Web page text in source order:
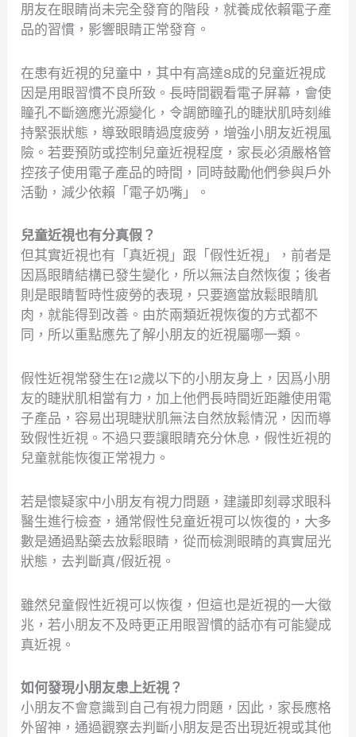
朋友在眼睛尚未完全發育的階段，就養成依賴電子產
品的習慣，影響眼睛正常發育。
在患有近視的兒童中，其中有高達8成的兒童近視成
因是用眼習慣不良所致。長時間觀看電子屏幕，會使
瞳孔不斷適應光源變化，令調節瞳孔的睫狀肌時刻維
持緊張狀態，導致眼睛過度疲勞，增強小朋友近視風
險。若要預防或控制兒童近視程度，家長必須嚴格管
控孩子使用電子產品的時間，同時鼓勵他們參與戶外
活動，減少依賴「電子奶嘴」。
兒童近視也有分真假？
但其實近視也有「真近視」跟「假性近視」，前者是
因爲眼睛結構已發生變化，所以無法自然恢復；後者
則是眼睛暫時性疲勞的表現，只要適當放鬆眼睛肌
肉，就能得到改善。由於兩類近視恢復的方式都不
同，所以重點應先了解小朋友的近視屬哪一類。
假性近視常發生在12歲以下的小朋友身上，因爲小朋
友的睫狀肌相當有力，加上他們長時間近距離使用電
子產品，容易出現睫狀肌無法自然放鬆情況，因而導
致假性近視。不過只要讓眼睛充分休息，假性近視的
兒童就能恢復正常視力。
若是懷疑家中小朋友有視力問題，建議即刻尋求眼科
醫生進行檢查，通常假性兒童近視可以恢復的，大多
數是通過點藥去放鬆眼睛，從而檢測眼睛的真實屈光
狀態，去判斷真/假近視。
雖然兒童假性近視可以恢復，但這也是近視的一大徵
兆，若小朋友不及時更正用眼習慣的話亦有可能變成
真近視。
如何發現小朋友患上近視？
小朋友不會意識到自己有視力問題，因此，家長應格
外留神，通過觀察去判斷小朋友是否出現近視或其他